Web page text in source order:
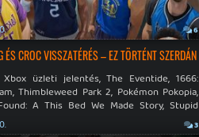
6
ÉS CROC VISSZATÉRÉS – EZ TÖRTÉNT SZERDÁN
Xbox üzleti jelentés, The Eventide, 1666:
Thimbleweed Park 2, Pokémon Pokopia,
A This Bed We Made Story, Stupid
3